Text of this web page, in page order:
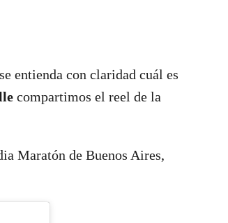
entienda con claridad cuál es
compartimos el reel de la
Maratón de Buenos Aires,